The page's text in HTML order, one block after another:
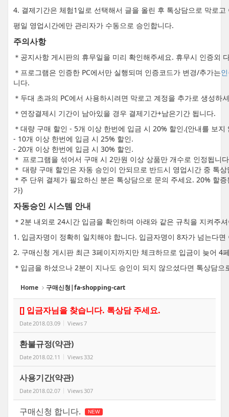
4. 결제기간은 체험1일로 선택해서 글을 올린 후 톡상담으로 막로
평일 영업시간에만 관리자가 수동으로 승인합니다.
주의사항
＊공지사항 게시판의 휴무일을 미리 확인해주세요. 휴무시 인증외
＊프로그램은 인증한 PC에서만 실행되며 인증코드가 변경/추가는
니다.
＊두대 초과의 PC에서 사용하시려면 막로고 계정을 추가로 생성
＊연장결제시 기간이 남아있을 경우 결제기간+남은기간 됩니다.
＊대량 구매 할인 - 5개 이상 한번에 입금 시 20% 할인.(안내를 보
- 10개 이상 한번에 입금 시 25% 할인.
- 20개 이상 한번에 입금 시 30% 할인.
＊ 프로그램을 섞어서 구매 시 2만원 이상 상품만 개수로 인정됩니
＊ 대량 구매 할인은 자동 승인이 안되므로 반드시 영업시간 중 톡
＊주 단위 결제가 필요하신 분은 톡상담으로 문의 주세요. 20% 할
가)
자동승인 시스템 안내
＊2분 내외로 24시간 입금을 확인하며 아래와 같은 규칙을 지켜주
1. 입금자명이 정확히 일치해야 합니다. 입금자명이 8자가 넘는다
2. 구매신청 게시판 최근 3페이지까지만 체크하므로 입금이 늦어 4
＊입금을 하셨으나 2분이 지나도 승인이 되지 않으셨다면 톡상담
Home 구매신청|fa-shopping-cart
[] 입금자님을 찾습니다. 톡상담 주세요.
Date 2018.03.09 Views7
환불규정(약관)
Date 2018.02.11 Views 332
사용기간(약관)
Date 2018.02.07 Views 307
구매신청 합니다. NEW